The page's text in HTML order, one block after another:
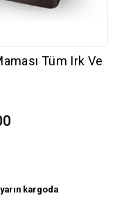
Tüm Irk Ve
yarın kargoda